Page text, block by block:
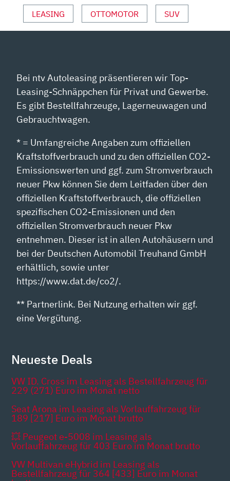
LEASING OTTOMOTOR SUV
Bei ntv Autoleasing präsentieren wir Top-
Leasing-Schnäppchen für Privat und Gewerbe.
Es gibt Bestellfahrzeuge, Lagerneuwagen und
Gebrauchtwagen.
* = Umfangreiche Angaben zum offiziellen
Kraftstoffverbrauch und zu den offiziellen CO2-
Emissionswerten und ggf. zum Stromverbrauch
neuer Pkw können Sie dem Leitfaden über den
offiziellen Kraftstoffverbrauch, die offiziellen
spezifischen CO2-Emissionen und den
offiziellen Stromverbrauch neuer Pkw
entnehmen. Dieser ist in allen Autohäusern und
bei der Deutschen Automobil Treuhand GmbH
erhältlich, sowie unter
https://www.dat.de/co2/.
** Partnerlink. Bei Nutzung erhalten wir ggf.
eine Vergütung.
Neueste Deals
VW ID. Cross im Leasing als Bestellfahrzeug für
229 (271) Euro im Monat netto
Seat Arona im Leasing als Vorlauffahrzeug für
189 [217] Euro im Monat brutto
💥 Peugeot e-5008 im Leasing als
Vorlauffahrzeug für 403 Euro im Monat brutto
VW Multivan eHybrid im Leasing als
Bestellfahrzeug für 364 [433] Euro im Monat